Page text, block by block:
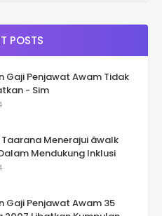
POSTS
Gaji Penjawat Awam Tidak
- Sim
Menerajui âwalk
Dalam Mendukung Inklusi
Gaji Penjawat Awam 35